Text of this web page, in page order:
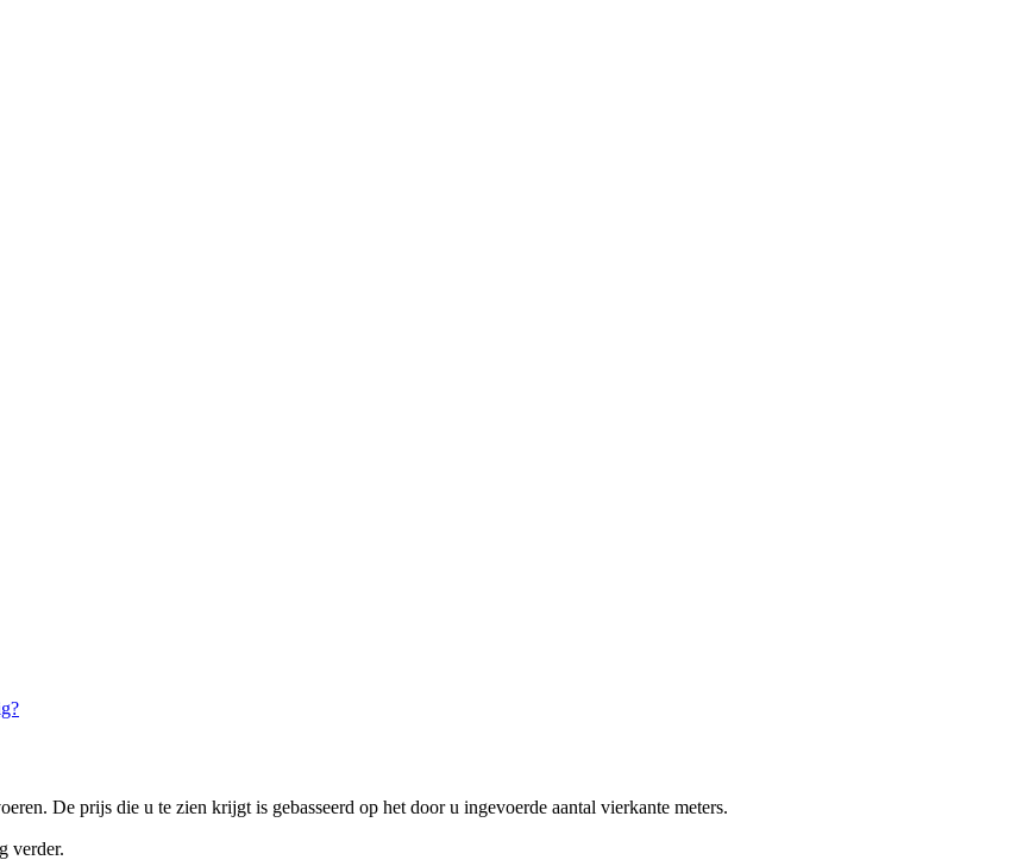
De prijs die u te zien krijgt is gebasseerd op het door u ingevoerde aantal vierkante meters.
verder.